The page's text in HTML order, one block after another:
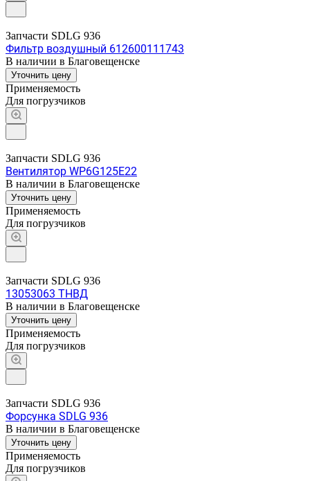
Запчасти SDLG 936
Фильтр воздушный 612600111743
В наличии в Благовещенске
Уточнить цену
Применяемость
Для погрузчиков
Запчасти SDLG 936
Вентилятор WP6G125E22
В наличии в Благовещенске
Уточнить цену
Применяемость
Для погрузчиков
Запчасти SDLG 936
13053063 ТНВД
В наличии в Благовещенске
Уточнить цену
Применяемость
Для погрузчиков
Запчасти SDLG 936
Форсунка SDLG 936
В наличии в Благовещенске
Уточнить цену
Применяемость
Для погрузчиков